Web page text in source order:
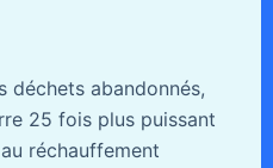
déchets abandonnés,
25 fois plus puissant
réchauffement